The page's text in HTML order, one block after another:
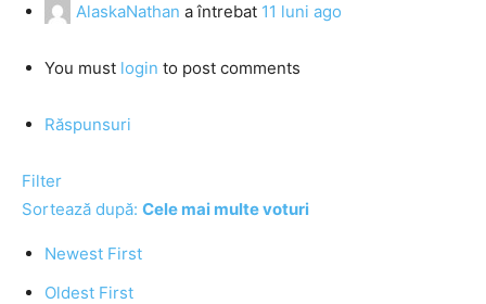
AlaskaNathan a întrebat 11 luni ago
You must login to post comments
Răspunsuri
Filter
Sortează după: Cele mai multe voturi
Newest First
Oldest First